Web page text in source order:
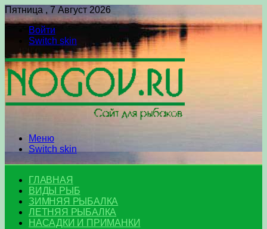
Пятница , 7 Август 2026
Войти
Switch skin
Меню
Switch skin
ГЛАВНАЯ
ВИДЫ РЫБ
ЗИМНЯЯ РЫБАЛКА
ЛЕТНЯЯ РЫБАЛКА
НАСАДКИ И ПРИМАНКИ